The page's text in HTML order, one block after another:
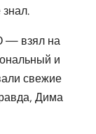
— взял на
и
свежие
Дима